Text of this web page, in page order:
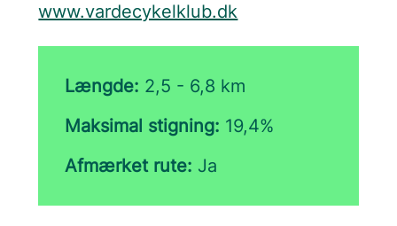
www.vardecykelklub.dk
Længde: 2,5 - 6,8 km
Maksimal stigning: 19,4%
Afmærket rute: Ja